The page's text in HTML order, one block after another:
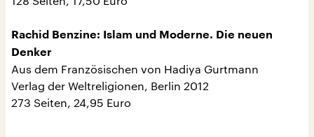
Rachid Benzine: Islam und Moderne. Die neuen
Denker
Aus dem Französischen von Hadiya Gurtmann
Verlag der Weltreligionen, Berlin 2012
273 Seiten, 24,95 Euro